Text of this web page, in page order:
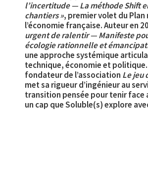
l’incertitude — La méthode Shift
chantiers », premier volet du
l’économie française. Auteur en
urgent de ralentir — Manifeste
écologie rationnelle et
une approche systémique
technique, économie et politique.
fondateur de l’association Le jeu
met sa rigueur d’ingénieur au
transition pensée pour tenir face
un cap que Soluble(s) explore